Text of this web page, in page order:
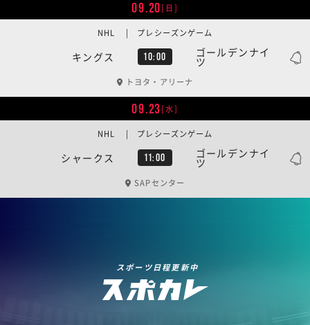
09.20[日]
キングス 10:00 ゴールデンナイ
ツ
NHL | プレシーズンゲーム
トヨタ・アリーナ
09.23[水]
シャークス 11:00 ゴールデンナイ
ツ
NHL | プレシーズンゲーム
SAPセンター
スポーツ日程更新中